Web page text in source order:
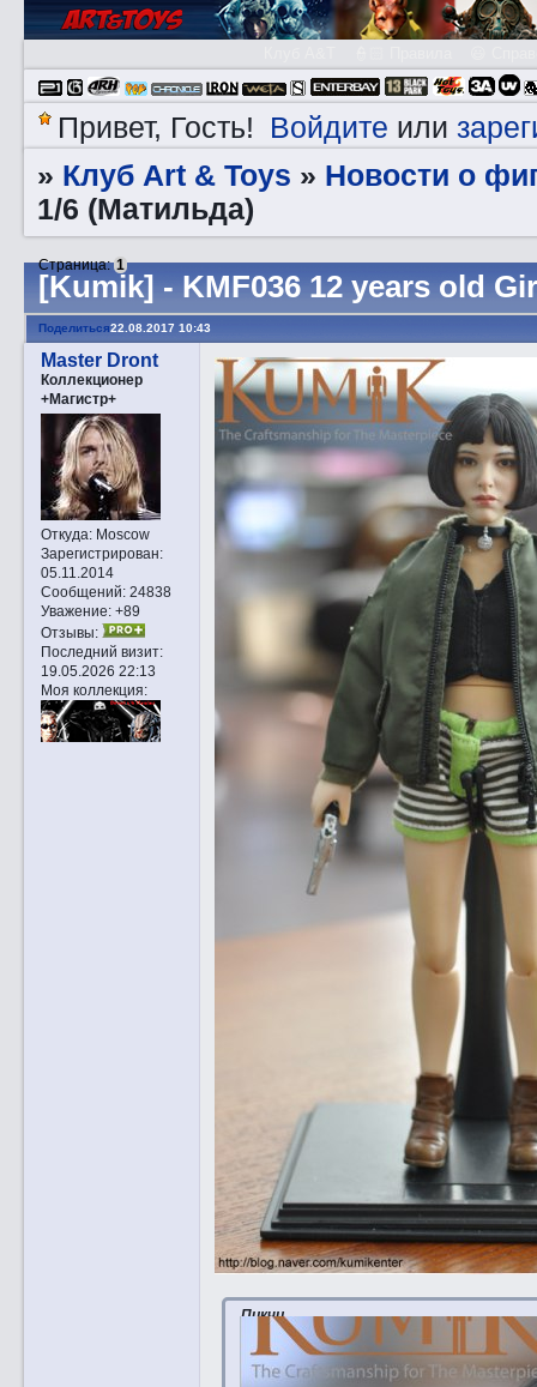
Привет, Гость! Войдите или
» Клуб Art & Toys » ­Новости о
1/6 (Матильда)
[Kumik] - KMF036 12 years old
Страница:1
Поделиться22.08.2017 10:43
Master Dront
Коллекционер
+Магистр+
Откуда:Moscow
Зарегистрирован:
05.11.2014
Сообщений:24838
Уважение: +89
Отзывы:
Последний визит:
19.05.2026 22:13
Моя коллекция:
Пикчи